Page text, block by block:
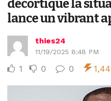
décortique la
lance un vibrant
thies24
11/19/2025 8:48 PM
1 0 0